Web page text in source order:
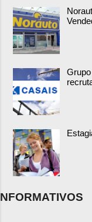
NFORMATIVOS